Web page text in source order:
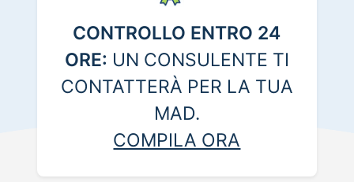
CONTROLLO ENTRO 24
ORE: UN CONSULENTE TI
CONTATTERÀ PER LA TUA
MAD.
COMPILA ORA